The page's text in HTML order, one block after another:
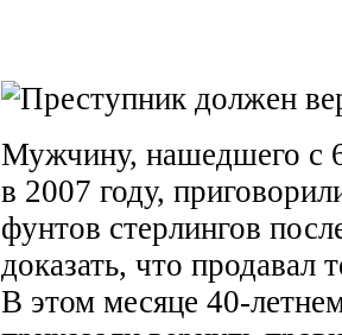
Мужчину, нашедшего с
в 2007 году,
фунтов стерлингов
доказать, что продавал
В этом месяце 40-